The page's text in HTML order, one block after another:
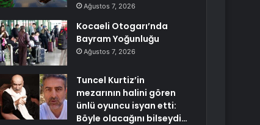
Ağustos 7, 2026
Kocaeli Otogarı’nda
Bayram Yoğunluğu
Ağustos 7, 2026
Tuncel Kurtiz’in
mezarının halini gören
ünlü oyuncu isyan etti:
Böyle olacağını bilseydi…